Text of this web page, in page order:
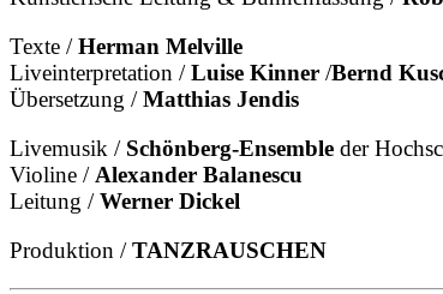
Texte /Herman Melville
Liveinterpretation /Luise Kinner /Bernd
Übersetzung /Matthias Jendis
Livemusik / Schönberg-Ensemble der
Violine /Alexander Balanescu
Leitung /Werner Dickel
Produktion /TANZRAUSCHEN